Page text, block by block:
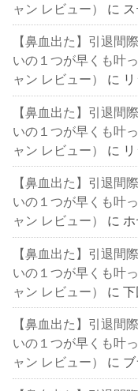
ャン レビュー）
に
【鼻血出た】引退間
いの１つが早くも叶
ャン レビュー）
に
【鼻血出た】引退間
いの１つが早くも叶
ャン レビュー）
に
【鼻血出た】引退間
いの１つが早くも叶
ャン レビュー）
に ホ
【鼻血出た】引退間
いの１つが早くも叶
ャン レビュー）
に下
【鼻血出た】引退間
いの１つが早くも叶
ャン レビュー）
に